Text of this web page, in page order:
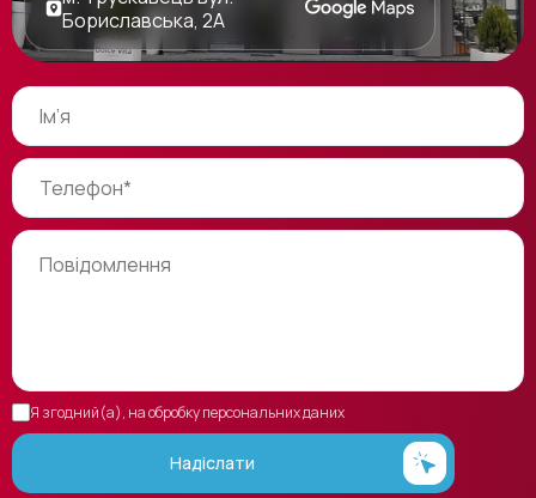
Я згодний(а), на обробку персональних даних
Надіслати
Бориславська, 2А